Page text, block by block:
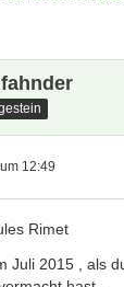
12:49
Rimet
Juli 2015 , als